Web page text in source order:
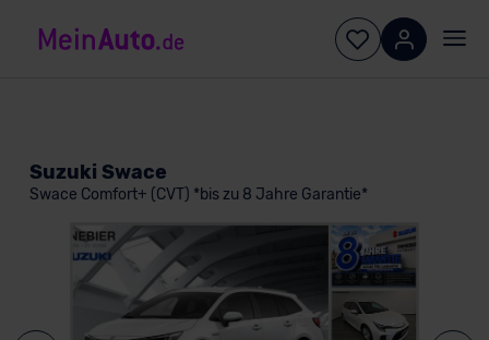
Suzuki Swace
Swace Comfort+ (CVT) *bis zu 8 Jahre Garantie*